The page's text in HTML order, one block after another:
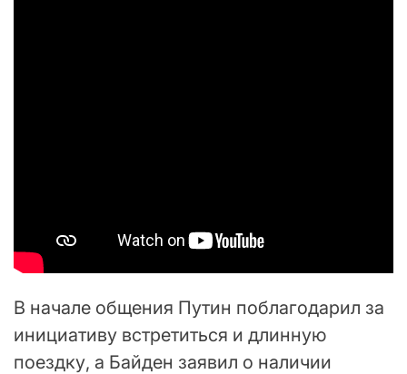
В начале общения Путин поблагодарил за
инициативу встретиться и длинную
поездку, а Байден заявил о наличии